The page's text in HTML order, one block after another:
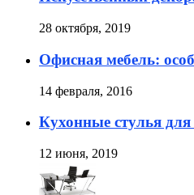
28 октября, 2019
Офисная мебель:
14 февраля, 2016
Кухонные стулья
12 июня, 2019